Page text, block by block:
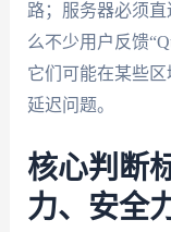
路；服务器必须
么不少用户反馈
它们可能在某些
延迟问题。
核心判断
力、安全